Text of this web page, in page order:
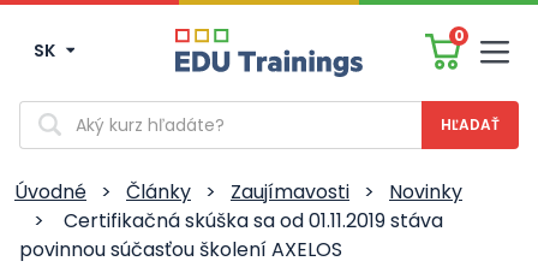
SK
0
Vyhľadávanie
Úvodné > Články > Zaujímavosti >
Novinky
>
Certifikačná skúška sa od 01.11.2019 stáva
povinnou súčasťou školení AXELOS